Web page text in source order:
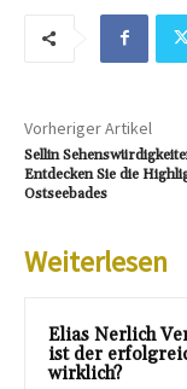
Vorheriger Artikel
Sellin
Entdecken Sie die
Ostseebades
Weiterlesen
Elias Nerlich
ist der
wirklich?